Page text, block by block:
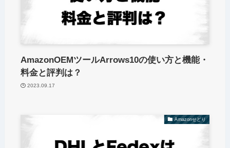
AmazonOEMツールArrows10の使い方と機能・
料金と評判は？
2023.09.17
Amazonせどり